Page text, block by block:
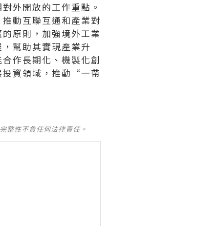
外開放的工作重點。
動互聯互通和產業對
原則，加強境外工業
幫助其實現產業升
作長期化、機製化創
投資領域，推動“一帶
整性不負任何法律責任。